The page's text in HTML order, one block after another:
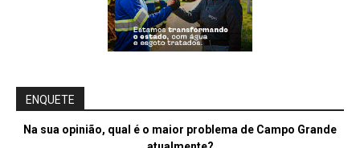
ENQUETE
Na sua opinião, qual é o maior problema de Campo Grande